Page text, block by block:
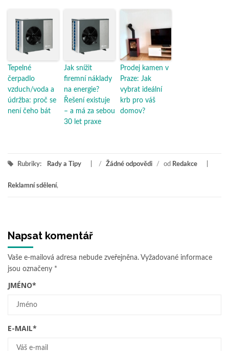
Tepelné
čerpadlo
vzduch/voda a
údržba: proč se
není čeho bát
Jak snížit
firemní náklady
na energie?
Řešení existuje
– a má za sebou
30 let praxe
Prodej kamen v
Praze: Jak
vybrat ideální
krb pro váš
domov?
Rubriky: Rady a Tipy / Žádné odpovědi / od Redakce
Reklamní sdělení,
Napsat komentář
Vaše e-mailová adresa nebude zveřejněna. Vyžadované informace
jsou označeny *
JMÉNO*
E-MAIL*